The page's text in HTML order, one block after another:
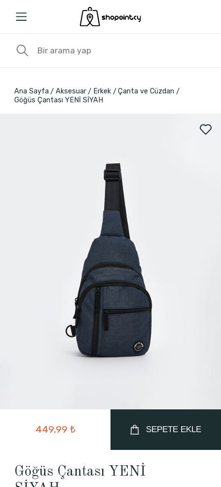
Ana Sayfa Aksesuar Erkek
Çanta ve Cüzdan
Göğüs Çantası YENİ SİYAH
449,99 ₺ SEPETE EKLE
Göğüs Çantası YENİ